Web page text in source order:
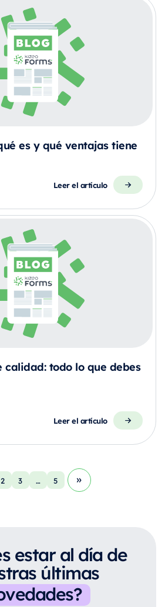
es y qué ventajas tiene
Leer el artículo
calidad: todo lo que debes
Leer el artículo
2 3 … 5
estar al día de
últimas